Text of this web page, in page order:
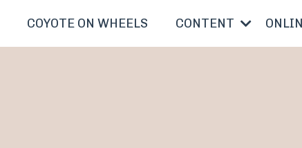
COYOTE ON WHEELS CONTENT